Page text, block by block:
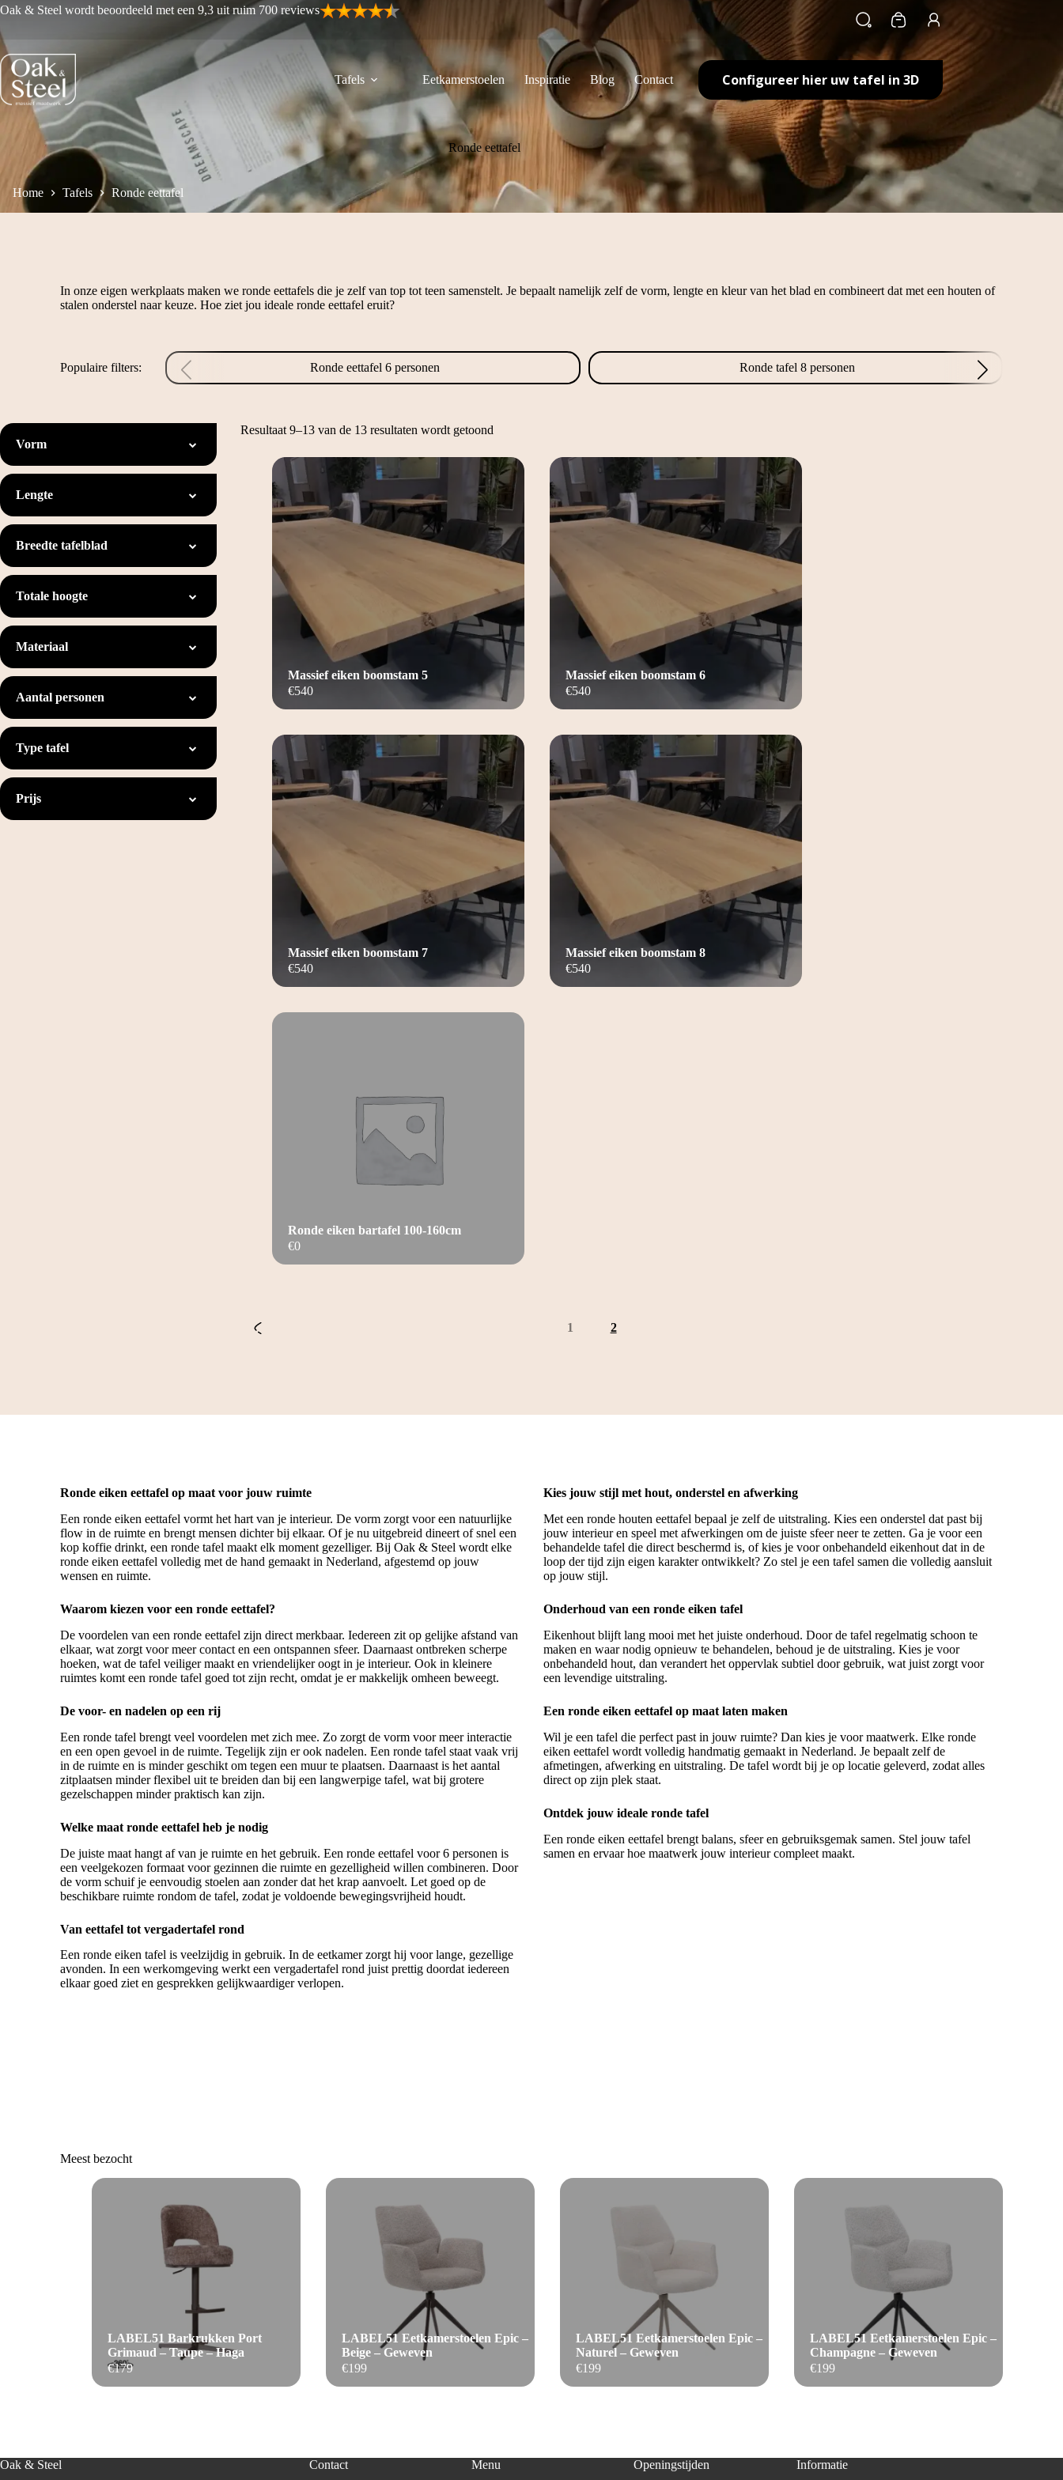
Ga
de
inhoud
Oak & Steel wordt beoordeeld met een 9,3 uit ruim 700 reviews
Winkelwagen
Tafels Eetkamerstoelen Inspiratie Blog Contact Configureer hier uw tafel in 3D
Ronde eettafel
Home Tafels Ronde eettafel
In onze eigen werkplaats maken we ronde eettafels die je zelf van top tot teen samenstelt. Je bepaalt namelijk zelf de vorm, lengte en kleur van het blad en combineert dat met een houten of
stalen onderstel naar keuze. Hoe ziet jou ideale ronde eettafel eruit?
Populaire filters: Ronde eettafel 6 personen Ronde tafel 8 personen
Resultaat 9–13 van de 13 resultaten wordt getoond
€540
Massief eiken boomstam 5
€540
Massief eiken boomstam 6
€540
Massief eiken boomstam 7
€540
Massief eiken boomstam 8
€0
Ronde eiken bartafel 100-160cm
1 2
Vorm
Lengte
Breedte tafelblad
Totale hoogte
Materiaal
Aantal personen
Type tafel
Prijs
Ronde eiken eettafel op maat voor jouw ruimte
Een ronde eiken eettafel vormt het hart van je interieur. De vorm zorgt voor een natuurlijke
flow in de ruimte en brengt mensen dichter bij elkaar. Of je nu uitgebreid dineert of snel een
kop koffie drinkt, een ronde tafel maakt elk moment gezelliger. Bij Oak & Steel wordt elke
ronde eiken eettafel volledig met de hand gemaakt in Nederland, afgestemd op jouw
wensen en ruimte.
Waarom kiezen voor een ronde eettafel?
De voordelen van een ronde eettafel zijn direct merkbaar. Iedereen zit op gelijke afstand van
elkaar, wat zorgt voor meer contact en een ontspannen sfeer. Daarnaast ontbreken scherpe
hoeken, wat de tafel veiliger maakt en vriendelijker oogt in je interieur. Ook in kleinere
ruimtes komt een ronde tafel goed tot zijn recht, omdat je er makkelijk omheen beweegt.
De voor- en nadelen op een rij
Een ronde tafel brengt veel voordelen met zich mee. Zo zorgt de vorm voor meer interactie
en een open gevoel in de ruimte. Tegelijk zijn er ook nadelen. Een ronde tafel staat vaak vrij
in de ruimte en is minder geschikt om tegen een muur te plaatsen. Daarnaast is het aantal
zitplaatsen minder flexibel uit te breiden dan bij een langwerpige tafel, wat bij grotere
gezelschappen minder praktisch kan zijn.
Welke maat ronde eettafel heb je nodig
De juiste maat hangt af van je ruimte en het gebruik. Een ronde eettafel voor 6 personen is
een veelgekozen formaat voor gezinnen die ruimte en gezelligheid willen combineren. Door
de vorm schuif je eenvoudig stoelen aan zonder dat het krap aanvoelt. Let goed op de
beschikbare ruimte rondom de tafel, zodat je voldoende bewegingsvrijheid houdt.
Van eettafel tot vergadertafel rond
Een ronde eiken tafel is veelzijdig in gebruik. In de eetkamer zorgt hij voor lange, gezellige
avonden. In een werkomgeving werkt een vergadertafel rond juist prettig doordat iedereen
elkaar goed ziet en gesprekken gelijkwaardiger verlopen.
Kies jouw stijl met hout, onderstel en afwerking
Met een ronde houten eettafel bepaal je zelf de uitstraling. Kies een onderstel dat past bij
jouw interieur en speel met afwerkingen om de juiste sfeer neer te zetten. Ga je voor een
behandelde tafel die direct beschermd is, of kies je voor onbehandeld eikenhout dat in de
loop der tijd zijn eigen karakter ontwikkelt? Zo stel je een tafel samen die volledig aansluit
op jouw stijl.
Onderhoud van een ronde eiken tafel
Eikenhout blijft lang mooi met het juiste onderhoud. Door de tafel regelmatig schoon te
maken en waar nodig opnieuw te behandelen, behoud je de uitstraling. Kies je voor
onbehandeld hout, dan verandert het oppervlak subtiel door gebruik, wat juist zorgt voor
een levendige uitstraling.
Een ronde eiken eettafel op maat laten maken
Wil je een tafel die perfect past in jouw ruimte? Dan kies je voor maatwerk. Elke ronde
eiken eettafel wordt volledig handmatig gemaakt in Nederland. Je bepaalt zelf de
afmetingen, afwerking en uitstraling. De tafel wordt bij je op locatie geleverd, zodat alles
direct op zijn plek staat.
Ontdek jouw ideale ronde tafel
Een ronde eiken eettafel brengt balans, sfeer en gebruiksgemak samen. Stel jouw tafel
samen en ervaar hoe maatwerk jouw interieur compleet maakt.
Meest bezocht
€179
LABEL51 Barkrukken Port
Grimaud – Taupe – Haga
€199
LABEL51 Eetkamerstoelen Epic –
Beige – Geweven
€199
LABEL51 Eetkamerstoelen Epic –
Naturel – Geweven
€199
LABEL51 Eetkamerstoelen Epic –
Champagne – Geweven
Oak & Steel Contact Menu Openingstijden Informatie